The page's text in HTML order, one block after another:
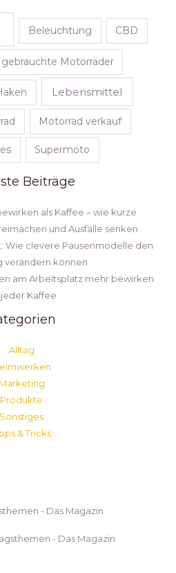
Beleuchtung CBD
gebrauchte Motorräder
Lebensmittel
Motorrad verkauf
Supermoto
Beiträge
als Kaffee – wie kurze
und Ausfälle senken
Wie clevere Pausenmodelle den
verändern können
am Arbeitsplatz mehr bewirken
jeder Kaffee
Alltag
Marketing
Produkte
Sonstiges
& Tricks
- Das Magazin
- Das Magazin